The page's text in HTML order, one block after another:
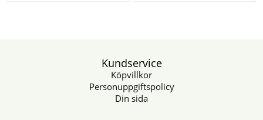
Kundservice
Köpvillkor
Personuppgiftspolicy
Din sida